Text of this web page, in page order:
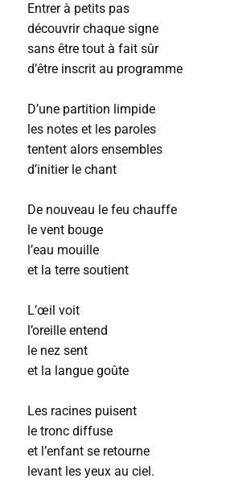
Entrer à petits pas
découvrir chaque signe
sans être tout à fait sûr
d’être inscrit au programme
D’une partition limpide
les notes et les paroles
tentent alors ensembles
d’initier le chant
De nouveau le feu chauffe
le vent bouge
l’eau mouille
et la terre soutient
L’œil voit
l’oreille entend
le nez sent
et la langue goûte
Les racines puisent
le tronc diffuse
et l’enfant se retourne
levant les yeux au ciel.